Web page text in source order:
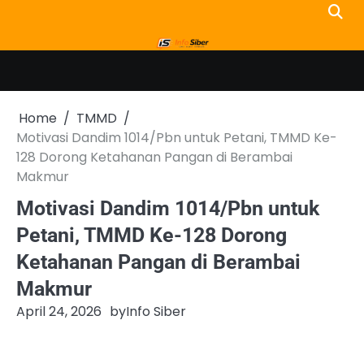
content
Home
TMMD
Motivasi Dandim 1014/Pbn untuk Petani, TMMD Ke-
128 Dorong Ketahanan Pangan di Berambai
Makmur
Motivasi Dandim 1014/Pbn untuk
Petani, TMMD Ke-128 Dorong
Ketahanan Pangan di Berambai
Makmur
April 24, 2026 byInfo Siber